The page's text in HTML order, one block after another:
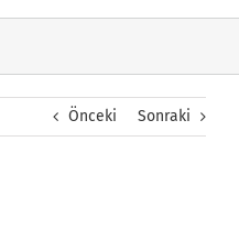
Önceki Sonraki